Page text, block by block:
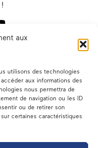
aux
utilisons des technologies
aux informations des
nous permettra de
de navigation ou les ID
ou de retirer son
certaines caractéristiques